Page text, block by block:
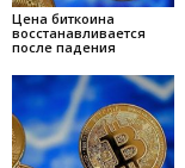
Цена биткоина
восстанавливается
после падения